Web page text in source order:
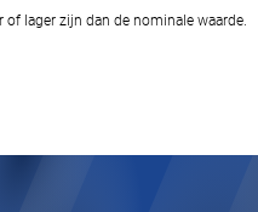
lager zijn dan de nominale waarde.